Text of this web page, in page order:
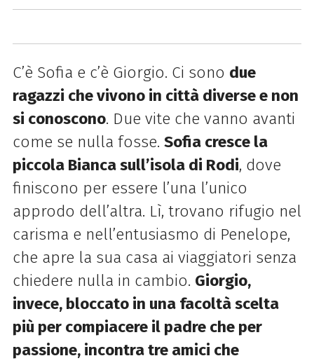
C’è Sofia e c’è Giorgio. Ci sono due
ragazzi che vivono in città diverse e non
si conoscono. Due vite che vanno avanti
come se nulla fosse. Sofia cresce la
piccola Bianca sull’isola di Rodi, dove
finiscono per essere l’una l’unico
approdo dell’altra. Lì, trovano rifugio nel
carisma e nell’entusiasmo di Penelope,
che apre la sua casa ai viaggiatori senza
chiedere nulla in cambio. Giorgio,
invece, bloccato in una facoltà scelta
più per compiacere il padre che per
passione, incontra tre amici che